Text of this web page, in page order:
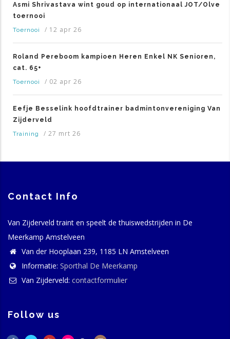
Asmi Shrivastava wint goud op internationaal JOT/Olve
toernooi
Toernooi
/ 12 apr 26
Roland Pereboom kampioen Heren Enkel NK Senioren,
cat. 65+
Toernooi
/ 02 apr 26
Eefje Besselink hoofdtrainer badmintonvereniging Van
Zijderveld
Training
/ 27 mrt 26
Contact Info
Van Zijderveld traint en speelt de thuiswedstrijden in De
Meerkamp Amstelveen
Van der Hooplaan 239, 1185 LN Amstelveen
Informatie: Sporthal De Meerkamp
Van Zijderveld: contactformulier
Follow us